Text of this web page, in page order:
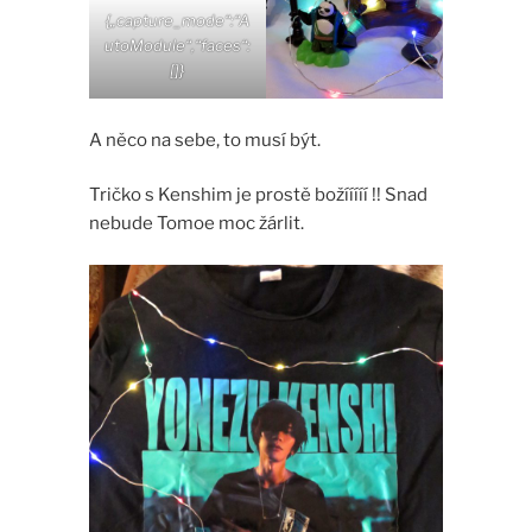
{„capture_mode“:“A
utoModule“,“faces“:
[]}
A něco na sebe, to musí být.
Tričko s Kenshim je prostě božííííí !! Snad
nebude Tomoe moc žárlit.